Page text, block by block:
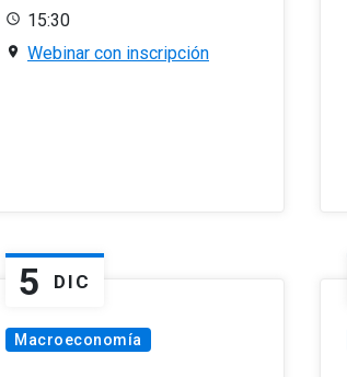
15:30
Webinar con inscripción
5 DIC
Macroeconomía